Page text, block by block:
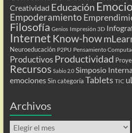
Creatividad Educación
Empoderamiento
Filosofía Genios Impresión 3D
Internet Know-how
Neuroeducación P2PU Pensamiento
Productivos Productividad
Recursos Sabio 2.0 Simposio
emociones Sin categoría Tablets TIC
Archivos
Archivos